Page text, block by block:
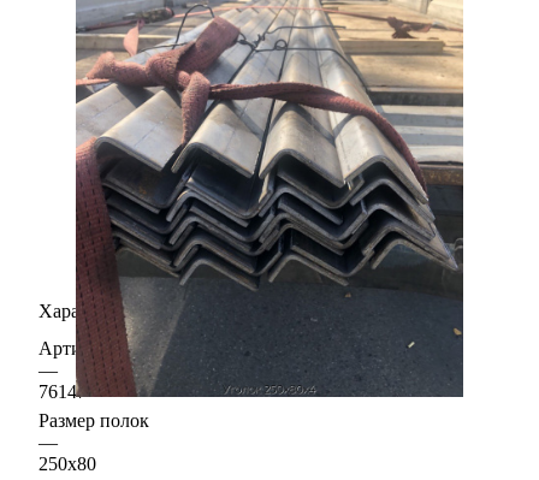
Характеристики
Артикул
—
76147
Размер полок
—
250х80